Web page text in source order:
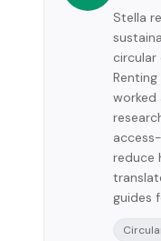
Stella
circular
worked
reduce
guides